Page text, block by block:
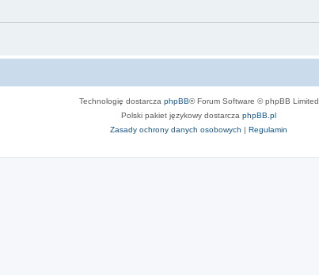
Technologię dostarcza phpBB® Forum Software © phpBB Limited
Polski pakiet językowy dostarcza phpBB.pl
Zasady ochrony danych osobowych | Regulamin